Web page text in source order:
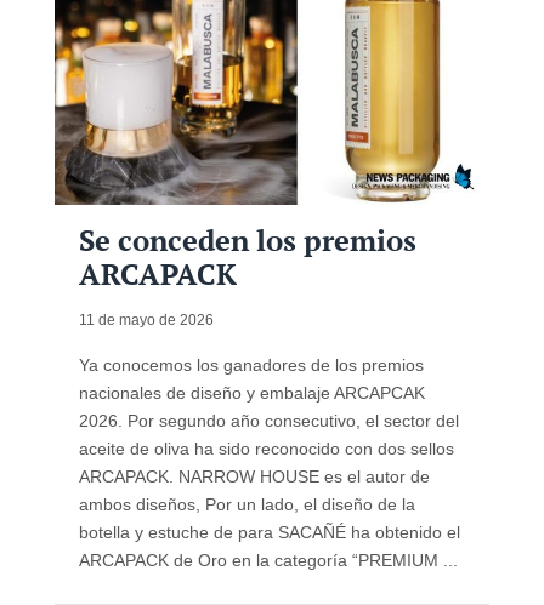
Se conceden los premios
ARCAPACK
11 de mayo de 2026
Ya conocemos los ganadores de los premios
nacionales de diseño y embalaje ARCAPCAK
2026. Por segundo año consecutivo, el sector del
aceite de oliva ha sido reconocido con dos sellos
ARCAPACK. NARROW HOUSE es el autor de
ambos diseños, Por un lado, el diseño de la
botella y estuche de para SACAÑÉ ha obtenido el
ARCAPACK de Oro en la categoría “PREMIUM ...